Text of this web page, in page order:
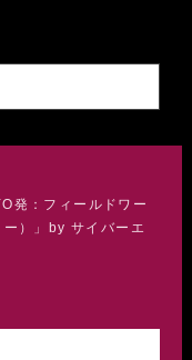
発：フィールドワー
）」by サイバーエ